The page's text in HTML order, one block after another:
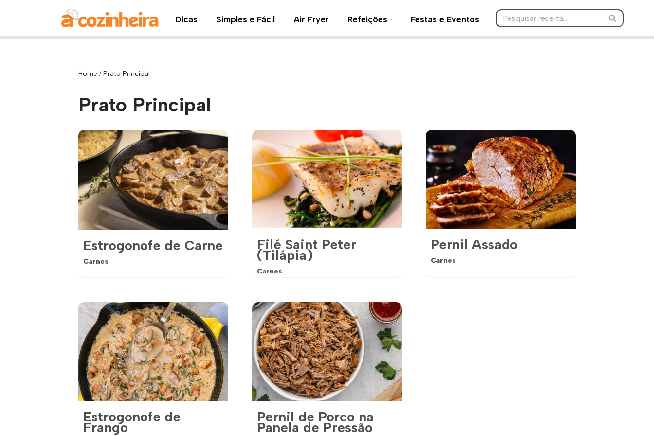
para
Dicas Simples e Fácil Air Fryer Refeições Festas e Eventos
Home /Prato Principal
Prato Principal
Estrogonofe de Carne
Carnes
Filé Saint Peter
(Tilápia)
Carnes
Pernil Assado
Carnes
Estrogonofe de
Frango
Pernil de Porco na
Panela de Pressão